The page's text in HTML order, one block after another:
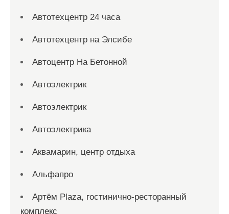
Автотехцентр 24 часа
Автотехцентр на Элсибе
Автоцентр На Бетонной
Автоэлектрик
Автоэлектрик
Автоэлектрика
Аквамарин, центр отдыха
Альфапро
Артём Plaza, гостинично-ресторанный
комплекс